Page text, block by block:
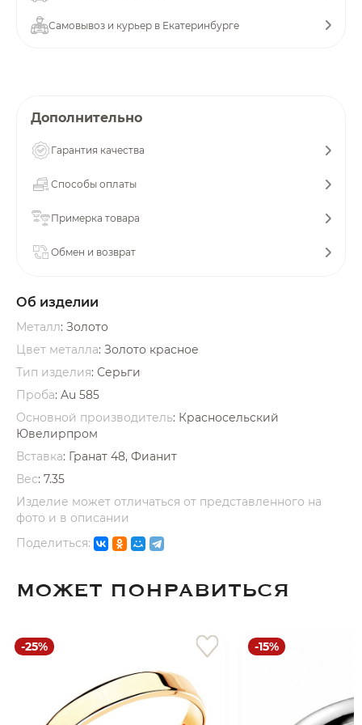
Самовывоз и курьер в Екатеринбурге
Дополнительно
Гарантия качества
Способы оплаты
Примерка товара
Обмен и возврат
Об изделии
Металл: Золото
Цвет металла: Золото красное
Тип изделия: Серьги
Проба: Au 585
Основной производитель: Красносельский
Ювелирпром
Вставка: Гранат 48, Фианит
Вес: 7.35
Изделие может отличаться от представленного на
фото и в описании
Поделиться:
МОЖЕТ ПОНРАВИТЬСЯ
-25% -15%
об оплате Плайтом
недели
8 800 302-02-51